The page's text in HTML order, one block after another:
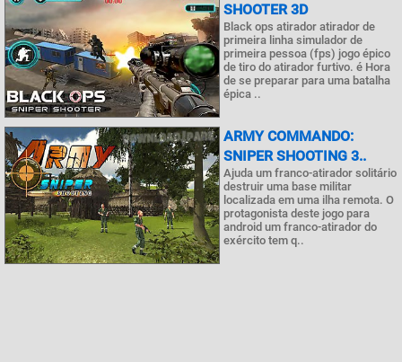
SHOOTER 3D
Black ops atirador atirador de
primeira linha simulador de
primeira pessoa (fps) jogo épico
de tiro do atirador furtivo. é Hora
de se preparar para uma batalha
épica ..
ARMY COMMANDO:
SNIPER SHOOTING 3..
Ajuda um franco-atirador solitário
destruir uma base militar
localizada em uma ilha remota. O
protagonista deste jogo para
android um franco-atirador do
exército tem q..